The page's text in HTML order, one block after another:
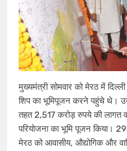
मुख्यमंत्री सोमवार को मेरठ में
शिप का भूमिपूजन करने पहुंचे थे।
तहत 2,517 करोड़ रुपये की लागत
परियोजना का भूमि पूजन किया।
मेरठ को आवासीय, औद्योगिक और